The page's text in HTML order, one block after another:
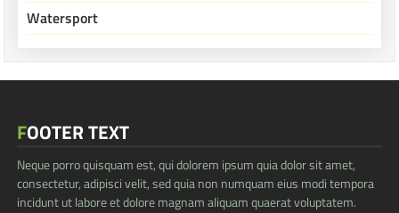
Watersport
FOOTER TEXT
Neque porro quisquam est, qui dolorem ipsum quia dolor sit amet,
consectetur, adipisci velit, sed quia non numquam eius modi tempora
incidunt ut labore et dolore magnam aliquam quaerat voluptatem.